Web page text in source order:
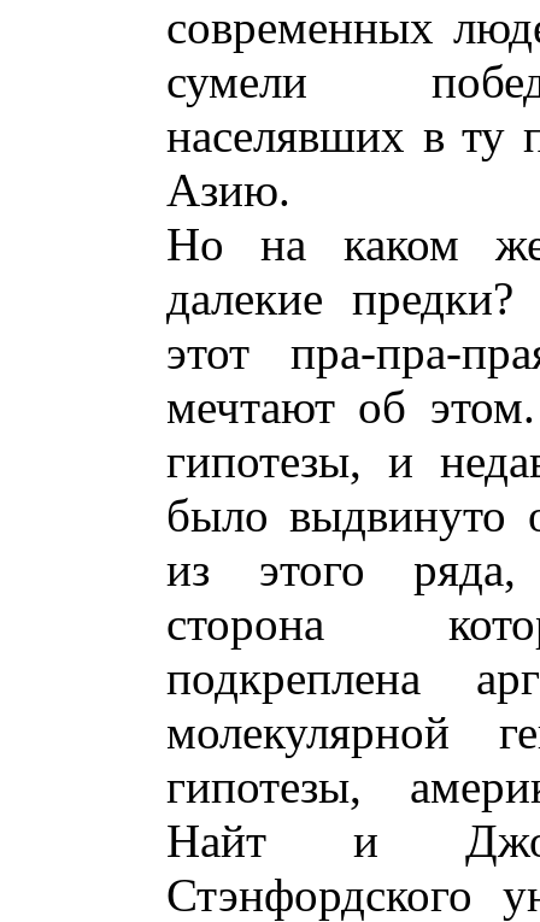
современных
сумели
населявших в
Азию.
Но на каком
далекие
этот пра-пра-
мечтают об
гипотезы, и
было выдвинуто
из этого ряда,
сторона
подкреплена
молекулярной
гипотезы,
Найт и
Стэнфордского